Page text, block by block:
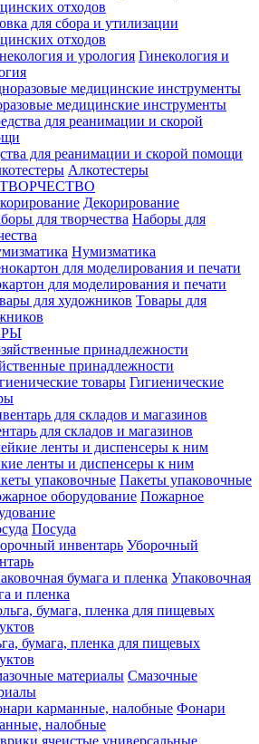
для сбора и утилизации
отходов
Гинекология и
медицинские инструменты
для реанимации и скорой помощи
Алкотестеры
Декорирование
Наборы для
Нумизматика
для моделирования и печати
Товары для
принадлежности
Гигиенические
для складов и магазинов
ленты и диспенсеры к ним
Пакеты упаковочные
Пожарное
Посуда
Уборочный
Упаковочная
и пленка
бумага, пленка для пищевых
Смазочные
Фонари
налобные